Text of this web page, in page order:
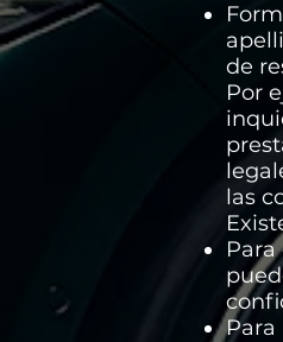
de
Por
las
Para